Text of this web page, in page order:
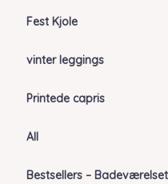
Fest Kjole
vinter leggings
Printede capris
All
Bestsellers – Badeværelset